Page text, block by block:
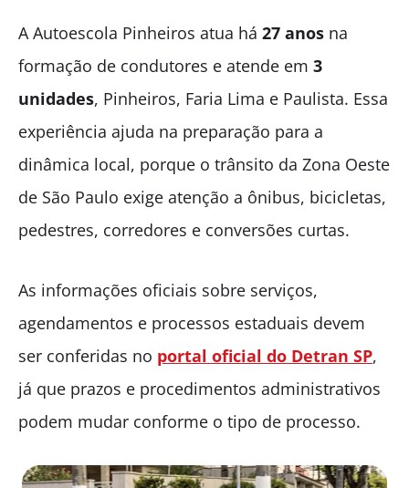
A Autoescola Pinheiros atua há 27 anos na
formação de condutores e atende em 3
unidades, Pinheiros, Faria Lima e Paulista. Essa
experiência ajuda na preparação para a
dinâmica local, porque o trânsito da Zona Oeste
de São Paulo exige atenção a ônibus, bicicletas,
pedestres, corredores e conversões curtas.
As informações oficiais sobre serviços,
agendamentos e processos estaduais devem
ser conferidas no portal oficial do Detran SP,
já que prazos e procedimentos administrativos
podem mudar conforme o tipo de processo.